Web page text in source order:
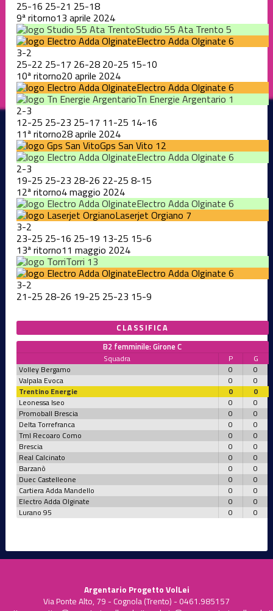
25-16 25-21 25-18
9ª ritorno13 aprile 2024
Studio 55 Ata Trento 5
Electro Adda Olginate 6
3-2
25-22 25-17 26-28 20-25 15-10
10ª ritorno20 aprile 2024
Electro Adda Olginate 6
Tn Energie Argentario 1
2-3
12-25 25-23 25-17 11-25 14-16
11ª ritorno28 aprile 2024
Gps San Vito 12
Electro Adda Olginate 6
2-3
19-25 25-23 28-26 22-25 8-15
12ª ritorno4 maggio 2024
Electro Adda Olginate 6
Laserjet Orgiano 7
3-2
23-25 25-16 25-19 13-25 15-6
13ª ritorno11 maggio 2024
Torri 13
Electro Adda Olginate 6
3-2
21-25 28-26 19-25 25-23 15-9
CLASSIFICA
B2 femminile: Girone C
Squadra P
G
Volley Bergamo
0
0
Valpala Evoca
0
0
Trentino Energie
0
0
Leonessa Iseo
0
0
Promoball Brescia
0
0
Delta Torrefranca
0
0
Tml Recoaro Como
0
0
Brescia
0
0
Real Calcinato
0
0
Barzanò
0
0
Duec Castelleone
0
0
Cartiera Adda Mandello
0
0
Electro Adda Olginate
0
0
Lurano 95
0 0
Argentario Progetto VolLei
Via Ponte Alto, 79 - Cognola (Trento) - 0461.985157